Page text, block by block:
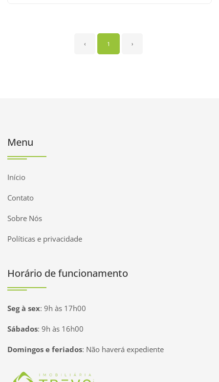
‹ 1 ›
Menu
Início
Contato
Sobre Nós
Políticas e privacidade
Horário de funcionamento
Seg à sex: 9h às 17h00
Sábados: 9h às 16h00
Domingos e feriados: Não haverá expediente
Página inicial